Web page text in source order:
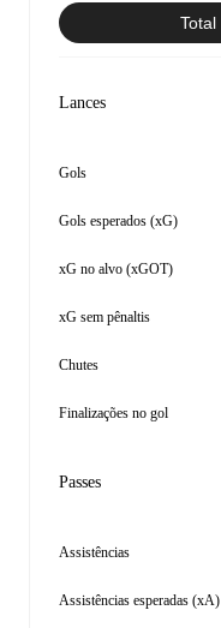
Total
Lances
Gols
Gols esperados (xG)
xG no alvo (xGOT)
xG sem pênaltis
Chutes
Finalizações no gol
Passes
Assistências
Assistências esperadas (xA)